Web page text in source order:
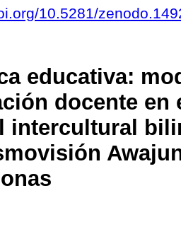
10.5281/
educativa:
docente en
intercultural